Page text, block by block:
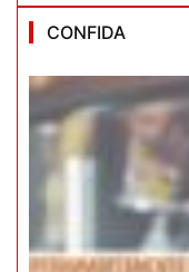
CONFIDA